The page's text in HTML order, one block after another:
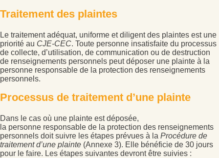
Traitement des plaintes
Le traitement adéquat, uniforme et diligent des plaintes est une
priorité au CJE-CEC. Toute personne insatisfaite du processus
de collecte, d’utilisation, de communication ou de destruction
de renseignements personnels peut déposer une plainte à la
personne responsable de la protection des renseignements
personnels.
Processus de traitement d’une plainte
Dans le cas où une plainte est déposée,
la personne responsable de la protection des renseignements
personnels doit suivre les étapes prévues à la Procédure de
traitement d’une plainte (Annexe 3). Elle bénéficie de 30 jours
pour le faire. Les étapes suivantes devront être suivies :